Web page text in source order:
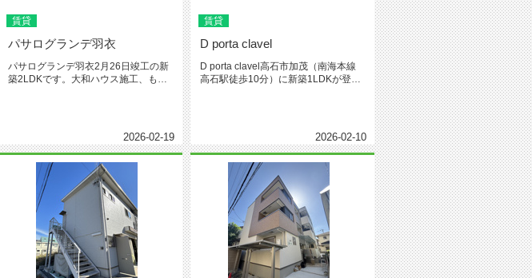
賃貸
パサログランデ羽衣
パサログランデ羽衣2月26日竣工の新
築2LDKです。大和ハウス施工、もち
2026-02-19
賃貸
D porta clavel
D porta clavel高石市加茂（南海本線
高石駅徒歩10分）に新築1LDKが登場
2026-02-10